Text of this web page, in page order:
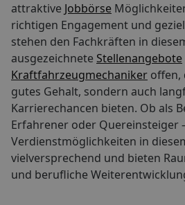
attraktive Jobbörse
richtigen Engagement und
stehen den Fachkräften in
ausgezeichnete Stellenangebote
Kraftfahrzeugmechaniker offen,
gutes Gehalt, sondern auch
Karrierechancen bieten. Ob als
Erfahrener oder Quereinsteiger
Verdienstmöglichkeiten in
vielversprechend und bieten
und berufliche